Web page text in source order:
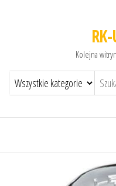
Kolejna